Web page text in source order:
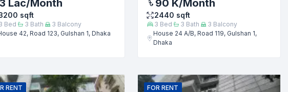
3 Lac/Month
sqft
Bed 3 Bath 3 Balcony
42, Road 123, Gulshan 1, Dhaka
90 K/Month
2440 sqft
3 Bed 3 Bath 3 Balcony
House 24 A/B, Road 119, Gulshan 1,
Dhaka
RENT FOR RENT